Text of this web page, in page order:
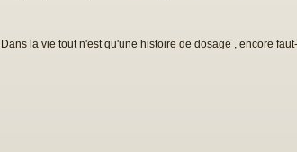
e
Dans la vie tout n'est qu'une histoire de dosage , encore